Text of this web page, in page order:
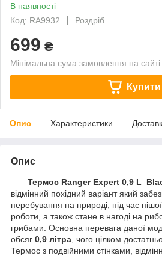
В наявності
Код: RA9932
Роздріб
699 ₴
Мінімальна сума замовлення на
Купити
Опис Характеристики
Опис
Термос Ranger Expert 0,9 L
відмінний похідний варіант який
перебування на природі, під час
роботи, а також стане в нагоді на
грибами. Основна перевага даної
обсяг 0,9 літра , чого цілком
Термос з подвійними стінками,